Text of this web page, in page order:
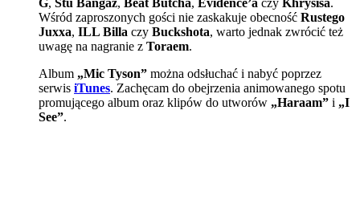
Wśród zaproszonych gości nie zaskakuje obecność Rustego
Juxxa, ILL Billa czy Buckshota, warto jednak zwrócić też
uwagę na nagranie z Toraem.
Album „Mic Tyson” można odsłuchać i nabyć poprzez
serwis iTunes. Zachęcam do obejrzenia animowanego spotu
promującego album oraz klipów do utworów „Haraam” i „I
See”.